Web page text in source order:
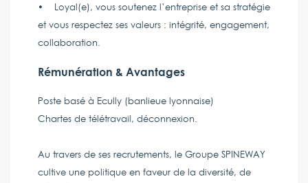
• Loyal(e), vous soutenez l’entreprise et sa stratégie
et vous respectez ses valeurs : intégrité, engagement,
collaboration.
Rémunération & Avantages
Poste basé à Ecully (banlieue lyonnaise)
Chartes de télétravail, déconnexion.
Au travers de ses recrutements, le Groupe SPINEWAY
cultive une politique en faveur de la diversité, de